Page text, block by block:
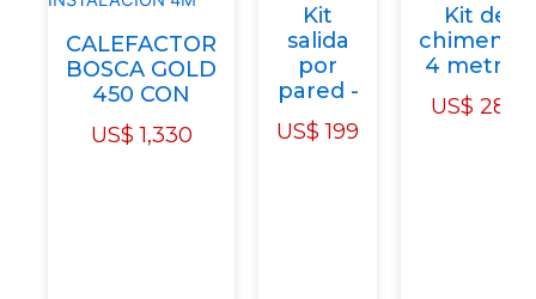
CALEFACTOR
BOSCA GOLD
450 CON
US$ 1,330
Kit
salida
por
pared -
US$ 199
Kit de
chimenea
4 metros
US$ 280